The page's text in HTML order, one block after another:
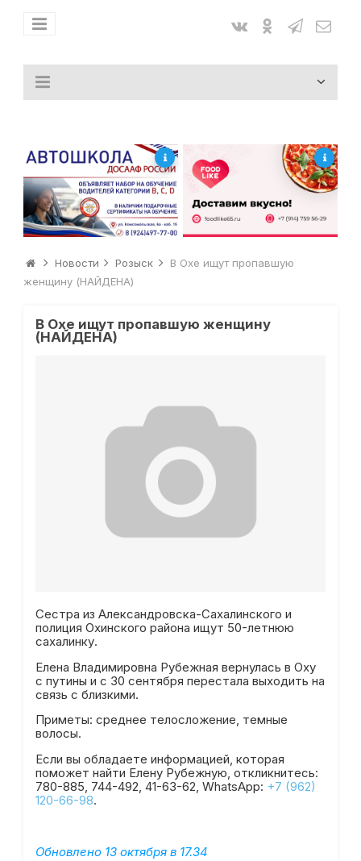
Новости Розыск
В Охе ищут пропавшую
женщину (НАЙДЕНА)
В Охе ищут пропавшую женщину
(НАЙДЕНА)
Сестра из Александровска-Сахалинского и
полиция Охинского района ищут 50-летнюю
сахалинку.
Елена Владимировна Рубежная вернулась в Оху
с путины и с 30 сентября перестала выходить на
связь с близкими.
Приметы: среднее телосложение, темные
волосы.
Если вы обладаете информацией, которая
поможет найти Елену Рубежную, откликнитесь:
780-885, 744-492, 41-63-62, WhatsApp: +7 (962)
120-66-98.
Обновлено 13 октября в 17.34